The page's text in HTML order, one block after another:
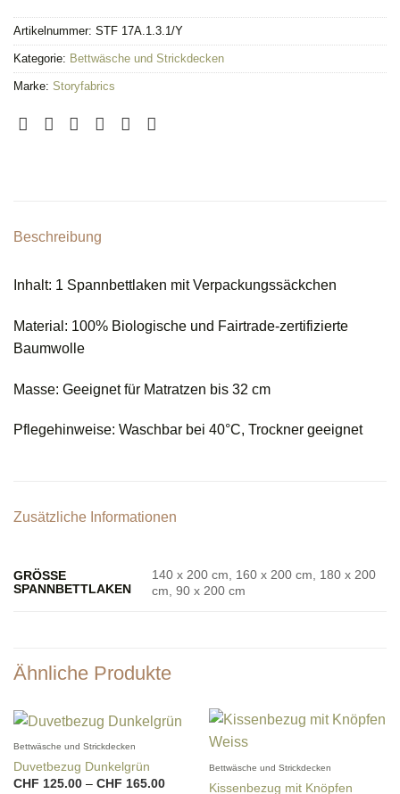
Artikelnummer: STF 17A.1.3.1/Y
Kategorie: Bettwäsche und Strickdecken
Marke: Storyfabrics
Beschreibung
Inhalt: 1 Spannbettlaken mit Verpackungssäckchen
Material: 100% Biologische und Fairtrade-zertifizierte
Baumwolle
Masse: Geeignet für Matratzen bis 32 cm
Pflegehinweise: Waschbar bei 40°C, Trockner geeignet
Zusätzliche Informationen
GRÖSSE
SPANNBETTLAKEN
140 x 200 cm, 160 x 200 cm, 180 x 200
cm, 90 x 200 cm
Ähnliche Produkte
Bettwäsche und Strickdecken
Duvetbezug Dunkelgrün
CHF 125.00 – CHF 165.00Preisspanne:
Bettwäsche und Strickdecken
Kissenbezug mit Knöpfen